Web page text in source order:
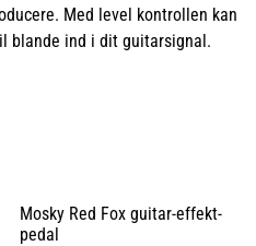
Med level kontrollen kan
blande ind i dit guitarsignal.
Mosky Red Fox guitar-effekt-
pedal